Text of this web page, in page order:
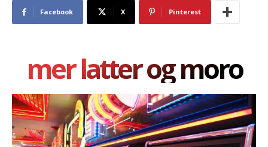
Facebook X Pinterest
mer latter og moro